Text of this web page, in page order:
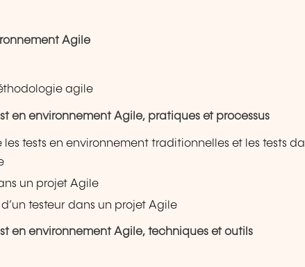
Agile
agile
en environnement Agile, pratiques et processus
les tests en environnement traditionnelles et les tests
un projet Agile
testeur dans un projet Agile
en environnement Agile, techniques et outils